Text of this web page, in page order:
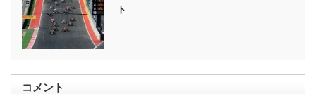
ト
コメント